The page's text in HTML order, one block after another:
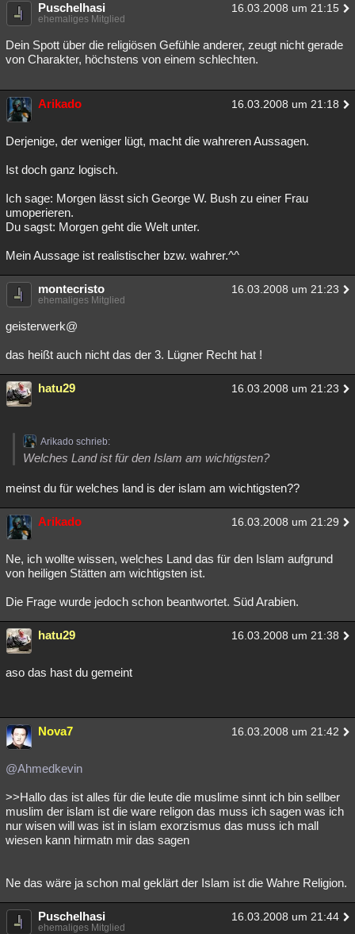
Puschelhasi 16.03.2008 um 21:15
ehemaliges Mitglied
Dein Spott über die religiösen Gefühle anderer, zeugt nicht gerade
von Charakter, höchstens von einem schlechten.
Arikado 16.03.2008 um 21:18
Derjenige, der weniger lügt, macht die wahreren Aussagen.
Ist doch ganz logisch.
Ich sage: Morgen lässt sich George W. Bush zu einer Frau
umoperieren.
Du sagst: Morgen geht die Welt unter.
Mein Aussage ist realistischer bzw. wahrer.^^
montecristo 16.03.2008 um 21:23
ehemaliges Mitglied
geisterwerk@
das heißt auch nicht das der 3. Lügner Recht hat !
hatu29 16.03.2008 um 21:23
Arikado schrieb:
Welches Land ist für den Islam am wichtigsten?
meinst du für welches land is der islam am wichtigsten??
Arikado 16.03.2008 um 21:29
Ne, ich wollte wissen, welches Land das für den Islam aufgrund
von heiligen Stätten am wichtigsten ist.
Die Frage wurde jedoch schon beantwortet. Süd Arabien.
hatu29 16.03.2008 um 21:38
aso das hast du gemeint
Nova7 16.03.2008 um 21:42
@Ahmedkevin
>>Hallo das ist alles für die leute die muslime sinnt ich bin sellber
muslim der islam ist die ware religon das muss ich sagen was ich
nur wisen will was ist in islam exorzismus das muss ich mall
wiesen kann hirmatn mir das sagen
Ne das wäre ja schon mal geklärt der Islam ist die Wahre Religion.
Puschelhasi 16.03.2008 um 21:44
ehemaliges Mitglied